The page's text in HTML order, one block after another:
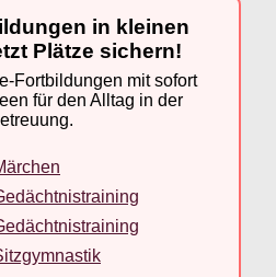
in kleinen
Plätze sichern!
Fortbildungen mit sofort
für den Alltag in der